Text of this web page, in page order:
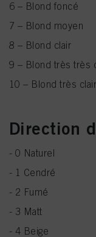
6 – Blond foncé
7 – Blond moyen
8 – Blond clair
9 – Blond très très
10 – Blond très clair
Direction
- 0 Naturel
- 1 Cendré
- 2 Fumé
- 3 Matt
- 4 Beige